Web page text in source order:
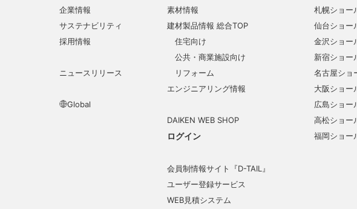
企業情報
サステナビリティ
採用情報
ニュースリリース
Global
素材情報
建材製品情報 総合TOP
住宅向け
公共・商業施設向け
リフォーム
エンジニアリング情報
DAIKEN WEB SHOP
ログイン
会員制情報サイト『D-TAIL』
ユーザー登録サービス
WEB見積システム
札幌ショー
仙台ショー
金沢ショー
新宿ショー
名古屋ショ
大阪ショー
広島ショー
高松ショー
福岡ショー